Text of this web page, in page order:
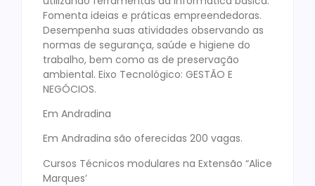
Fomenta ideias e práticas empreendedoras.
Desempenha suas atividades observando as
normas de segurança, saúde e higiene do
trabalho, bem como as de preservação
ambiental. Eixo Tecnológico: GESTÃO E
NEGÓCIOS.
Em Andradina
Em Andradina são oferecidas 200 vagas.
Cursos Técnicos modulares na Extensão “Alice
Marques’